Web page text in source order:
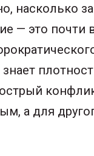
насколько
— это
а для